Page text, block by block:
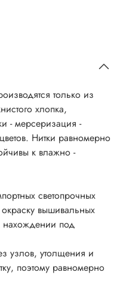
только из
хлопка,
- мерсеризация -
Нитки равномерно
к влажно -
светопрочных
окраску вышивальных
нахождении под
узлов, утолщения и
поэтому равномерно